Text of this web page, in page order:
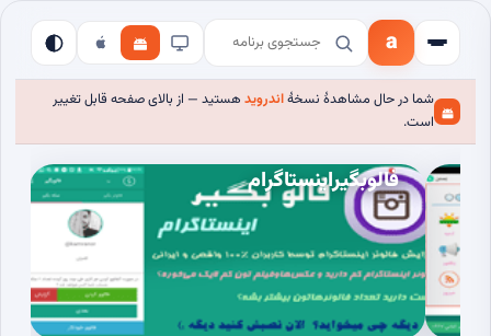
a
شما در حال مشاهدهٔ نسخهٔاندروید هستید — از بالای صفحه قابل تغییر
است.
فالوبگیراینستاگرام